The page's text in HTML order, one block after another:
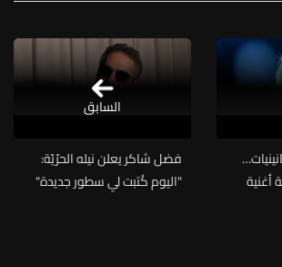
أغنية
فضل شاكر يعلن نيله الحرّيّة:
"اليوم كُتبت لي سطور جديدة"
السابق